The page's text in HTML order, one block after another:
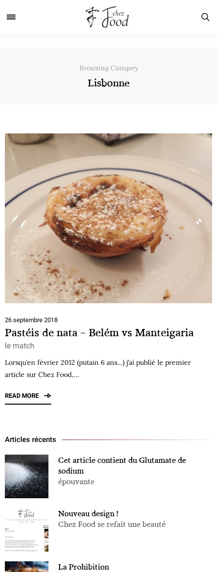
Browsing Category
Lisbonne
26 septembre 2018
Pastéis de nata – Belém vs Manteigaria
le match
Lorsqu’en février 2012 (putain 6 ans…) j’ai publié le premier
article sur Chez Food,…
READ MORE
Articles récents
Cet article contient du Glutamate de
sodium
épouvante
Nouveau design !
Chez Food se refait une beauté
La Prohibition